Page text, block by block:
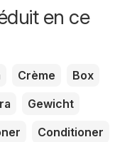
en ce
Crème
Box
Gewicht
Conditioner